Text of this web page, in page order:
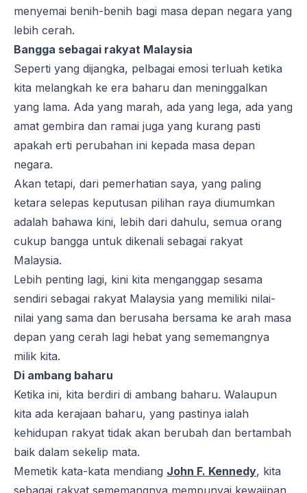
menyemai benih-benih bagi masa depan negara yang
lebih cerah.
Bangga sebagai rakyat Malaysia
Seperti yang dijangka, pelbagai emosi terluah ketika
kita melangkah ke era baharu dan meninggalkan
yang lama. Ada yang marah, ada yang lega, ada yang
amat gembira dan ramai juga yang kurang pasti
apakah erti perubahan ini kepada masa depan
negara.
Akan tetapi, dari pemerhatian saya, yang paling
ketara selepas keputusan pilihan raya diumumkan
adalah bahawa kini, lebih dari dahulu, semua orang
cukup bangga untuk dikenali sebagai rakyat
Malaysia.
Lebih penting lagi, kini kita menganggap sesama
sendiri sebagai rakyat Malaysia yang memiliki nilai-
nilai yang sama dan berusaha bersama ke arah masa
depan yang cerah lagi hebat yang sememangnya
milik kita.
Di ambang baharu
Ketika ini, kita berdiri di ambang baharu. Walaupun
kita ada kerajaan baharu, yang pastinya ialah
kehidupan rakyat tidak akan berubah dan bertambah
baik dalam sekelip mata.
Memetik kata-kata mendiang John F. Kennedy, kita